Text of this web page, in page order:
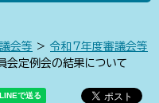
会等 > 令和7年度審議会等
定例会の結果について